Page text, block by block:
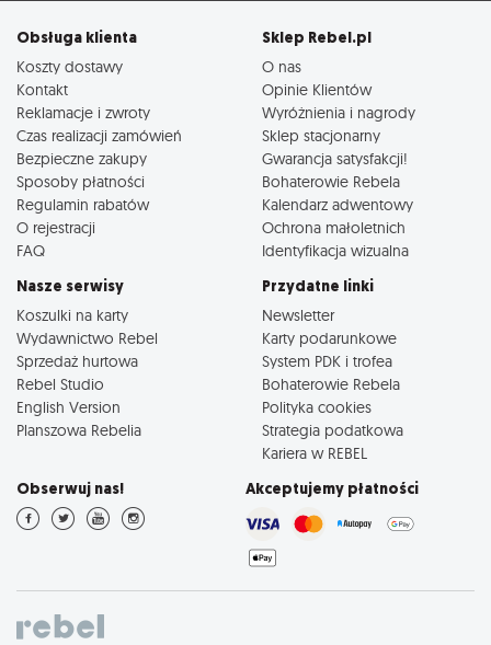
Obsługa klienta
Koszty dostawy
Kontakt
Reklamacje i zwroty
Czas realizacji zamówień
Bezpieczne zakupy
Sposoby płatności
Regulamin rabatów
O rejestracji
FAQ
Sklep Rebel.pl
O nas
Opinie Klientów
Wyróżnienia i nagrody
Sklep stacjonarny
Gwarancja satysfakcji!
Bohaterowie Rebela
Kalendarz adwentowy
Ochrona małoletnich
Identyfikacja wizualna
Nasze serwisy
Koszulki na karty
Wydawnictwo Rebel
Sprzedaż hurtowa
Rebel Studio
English Version
Planszowa Rebelia
Przydatne linki
Newsletter
Karty podarunkowe
System PDK i trofea
Bohaterowie Rebela
Polityka cookies
Strategia podatkowa
Kariera w REBEL
Obserwuj nas! Akceptujemy płatności